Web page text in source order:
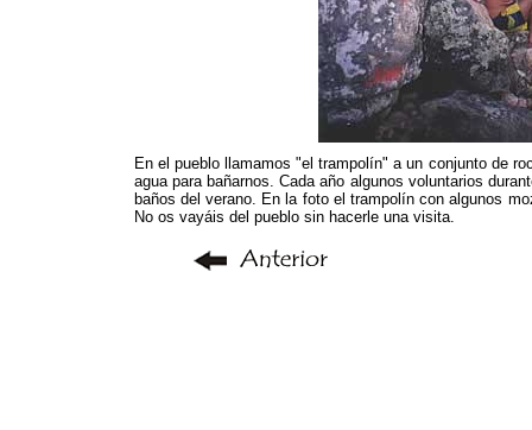
En el pueblo llamamos "el trampolín" a un conjunto de
agua para bañarnos. Cada año algunos voluntarios
baños del verano. En la foto el trampolín con algunos
No os vayáis del pueblo sin hacerle una visita.